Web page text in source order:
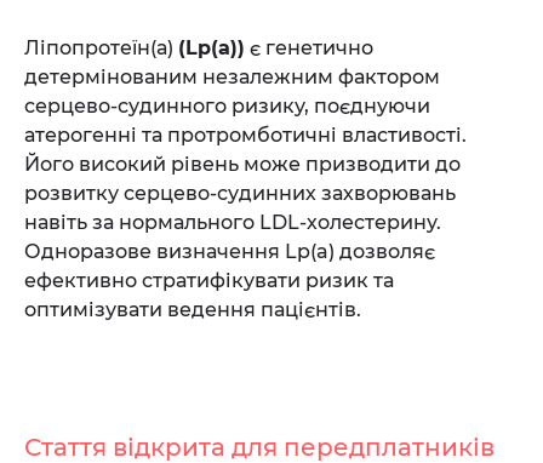
Ліпопротеїн(а) (Lp(a)) є генетично
детермінованим незалежним фактором
серцево-судинного ризику, поєднуючи
атерогенні та протромботичні властивості.
Його високий рівень може призводити до
розвитку серцево-судинних захворювань
навіть за нормального LDL-холестерину.
Одноразове визначення Lp(a) дозволяє
ефективно стратифікувати ризик та
оптимізувати ведення пацієнтів.
Стаття відкрита для передплатників